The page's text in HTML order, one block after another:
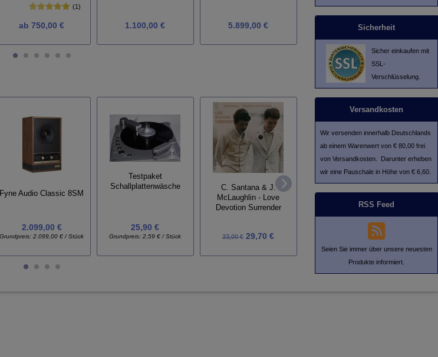
(1)
ab 750,00 € 1.100,00 € 5.899,00 € 349,00 €
Fyne Audio Classic 8SM
2.099,00 €
Grundpreis:2.099,00 € / Stück
Testpaket
Schallplattenwäsche
25,90 €
Grundpreis:2,59 € / Stück
C. Santana & J.
McLaughlin - Love
Devotion Surrender
33,00 € 29,70 €
Plattentellerauflage Leder
Sicherheit
Sicher einkaufen mit
SSL-
Verschlüsselung.
Versandkosten
Wir versenden innerhalb Deutschlands
ab einem Warenwert von € 80,00 frei
von Versandkosten. Darunter erheben
wir eine Pauschale in Höhe von € 6,60.
RSS Feed
Seien Sie immer über unsere neuesten
Produkte informiert.